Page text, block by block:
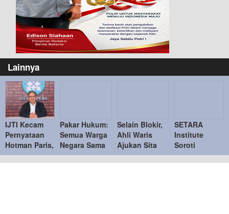
Lainnya
IJTI Kecam
Pernyataan
Hotman Paris,
Tegaskan
Menghormati
Pakar Hukum:
Semua Warga
Negara Sama
di Hadapan
Hukum
Selain Blokir,
Ahli Waris
Ajukan Sita
Jaminan
Tanah di Bukit
SETARA
Institute
Soroti
Kejanggalan
Kasus Febrie